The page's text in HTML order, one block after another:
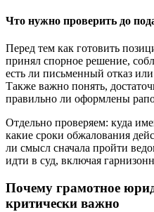
Что нужно проверить до
Перед тем как готовить
принял спорное решение,
есть ли письменный отказ
Также важно понять,
правильно ли оформлены
Отдельно проверяем: куда
какие сроки обжалования
ли смысл сначала пройти
идти в суд, включая
Почему грамотное
критически важно